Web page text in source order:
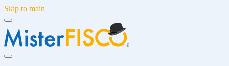
Skip to main